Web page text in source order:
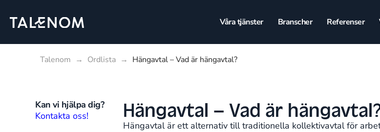
Våra tjänster Branscher Referenser
Talenom → Ordlista → Hängavtal – Vad är hängavtal?
Kan vi hjälpa dig?
Kontakta oss!
Hängavtal – Vad är
Hängavtal är ett alternativ till traditionella kollektivavtal för